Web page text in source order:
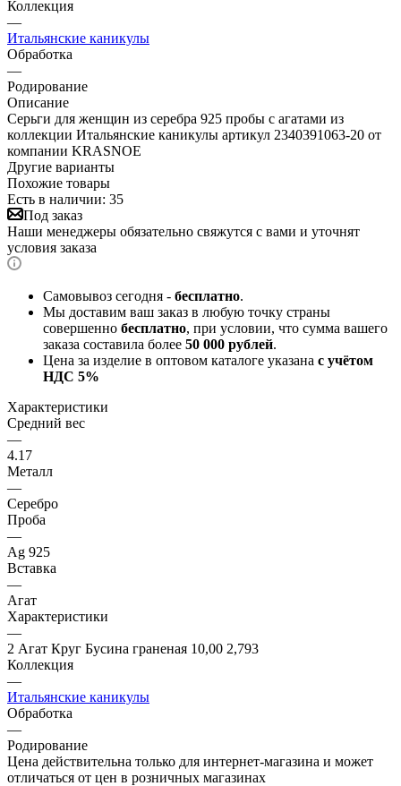
Коллекция
—
Итальянcкие каникулы
Обработка
—
Родирование
Описание
Серьги для женщин из серебра 925 пробы с агатами из
коллекции Итальянcкие каникулы артикул 2340391063-20 от
компании KRASNOE
Другие варианты
Похожие товары
Есть в наличии: 35
Под заказ
Наши менеджеры обязательно свяжутся с вами и уточнят
условия заказа
Самовывоз сегодня - бесплатно.
Мы доставим ваш заказ в любую точку страны
совершенно бесплатно, при условии, что сумма вашего
заказа составила более 50 000 рублей.
Цена за изделие в оптовом каталоге указана с учётом
НДС 5%
Характеристики
Средний вес
—
4.17
Металл
—
Серебро
Проба
—
Ag 925
Вставка
—
Агат
Характеристики
—
2 Агат Круг Бусина граненая 10,00 2,793
Коллекция
—
Итальянcкие каникулы
Обработка
—
Родирование
Цена действительна только для интернет-магазина и может
отличаться от цен в розничных магазинах